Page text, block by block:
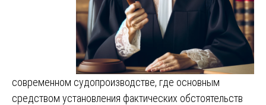
современном судопроизводстве, где основным
средством установления фактических обстоятельств